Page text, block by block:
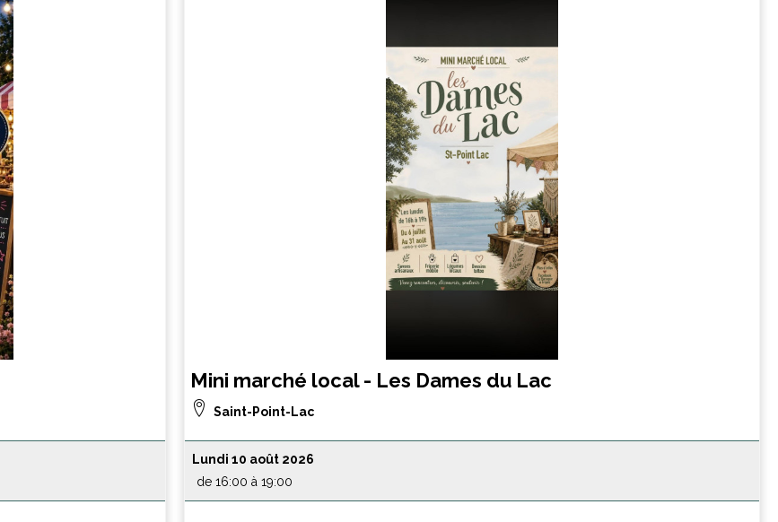
Mini marché local - Les Dames du Lac
Saint-Point-Lac
Lundi 10 août 2026
de 16:00 à 19:00